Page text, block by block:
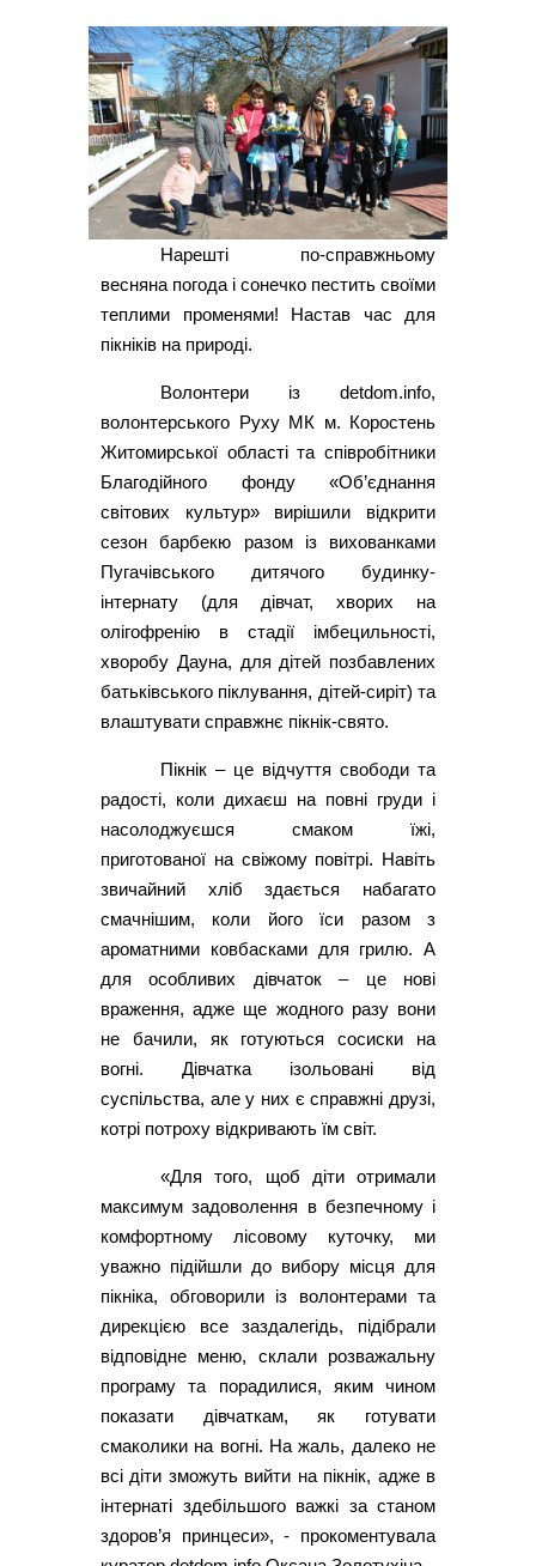
Нарешті по-справжньому
весняна погода і сонечко пестить своїми
теплими променями! Настав час для
пікніків на природі.
Волонтери із detdom.info,
волонтерського Руху МК м. Коростень
Житомирської області та співробітники
Благодійного фонду «Об’єднання
світових культур» вирішили відкрити
сезон барбекю разом із вихованками
Пугачівського дитячого будинку-
інтернату (для дівчат, хворих на
олігофренію в стадії імбецильності,
хворобу Дауна, для дітей позбавлених
батьківського піклування, дітей-сиріт) та
влаштувати справжнє пікнік-свято.
Пікнік – це відчуття свободи та
радості, коли дихаєш на повні груди і
насолоджуєшся смаком їжі,
приготованої на свіжому повітрі. Навіть
звичайний хліб здається набагато
смачнішим, коли його їси разом з
ароматними ковбасками для грилю. А
для особливих дівчаток – це нові
враження, адже ще жодного разу вони
не бачили, як готуються сосиски на
вогні. Дівчатка ізольовані від
суспільства, але у них є справжні друзі,
котрі потроху відкривають їм світ.
«Для того, щоб діти отримали
максимум задоволення в безпечному і
комфортному лісовому куточку, ми
уважно підійшли до вибору місця для
пікніка, обговорили із волонтерами та
дирекцією все заздалегідь, підібрали
відповідне меню, склали розважальну
програму та порадилися, яким чином
показати дівчаткам, як готувати
смаколики на вогні. На жаль, далеко не
всі діти зможуть вийти на пікнік, адже в
інтернаті здебільшого важкі за станом
здоров’я принцеси», - прокоментувала